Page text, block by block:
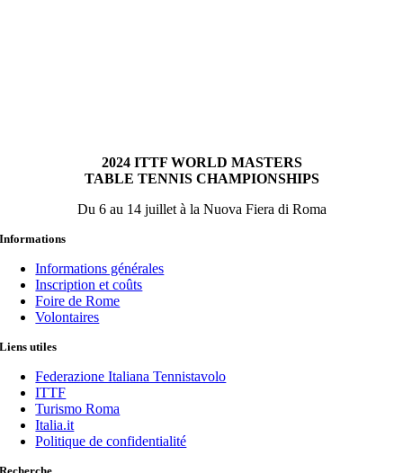
2024 ITTF WORLD MASTERS
TABLE TENNIS CHAMPIONSHIPS
Du 6 au 14 juillet à la Nuova Fiera di Roma
Informations
Informations générales
Inscription et coûts
Foire de Rome
Volontaires
Liens utiles
Federazione Italiana Tennistavolo
ITTF
Turismo Roma
Italia.it
Politique de confidentialité